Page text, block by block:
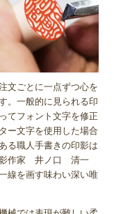
文ごとに一点ずつ心を
。一般的に見られる印
てフォント文字を修正
ー文字を使用した場合
る職人手書きの印影は
影作家 井ノ口 清一
線を画す味わい深い唯